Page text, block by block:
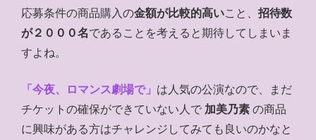
応募条件の商品購入の金額が比較的高いこと、 招待数
が２０００名であることを考えると期待してしまいま
すよね。
「今夜、ロマンス劇場で」 は人気の公演なので、まだ
チケットの確保ができていない人で 加美乃素 の商品
に興味がある方はチャレンジしてみても良いのかなと